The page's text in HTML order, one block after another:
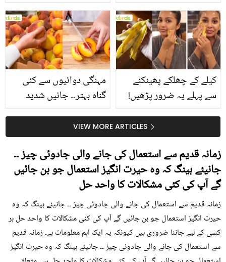
سے متعلق غلط فہمیوں کی
حقیقت کیا ہے اور افواہ
کیا؟
بتائے راز
مہنگی دوائیوں سے کئی
گناہ بہتر۔۔ جانیں شدید
کیوں کھانا چاہیے؟
کیلے کے چھلکے پھینکنے
سے پہلے یہ ضرور پڑھیں!
سستا اور قدرتی حلVIEW MORE ARTICLES
زمانہ قدیم سے استعمال کی جانے والی جادوئی چیز ۔۔
جانیئے ہینگ کہ وہ حیرت انگیز استعمال جو بن جائیں
گے آپ کی کئی مشکالات کا واحد حل
زمانہ قدیم سے استعمال کی جانے والی جادوئی چیز ۔۔ جانیئے ہینگ کہ وہ
حیرت انگیز استعمال جو بن جائیں گے آپ کی کئی مشکالات کا واحد حل ہر
کسی کے لیے جاننا ضروری ہیں کیونکہ یہ ایک اہم معلومات ہے۔ زمانہ قدیم
سے استعمال کی جانے والی جادوئی چیز ۔۔ جانیئے ہینگ کہ وہ حیرت انگیز